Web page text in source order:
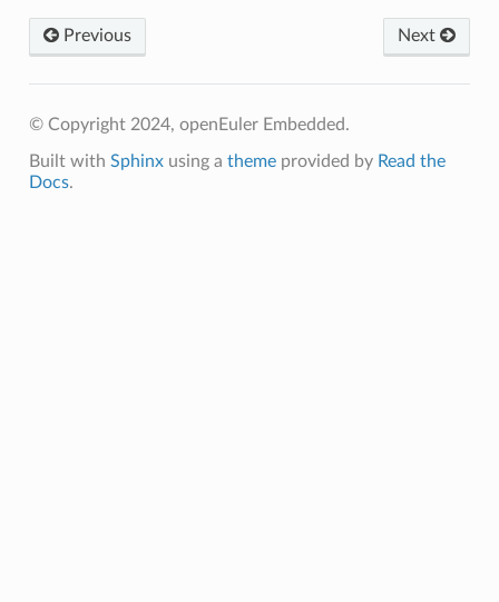
Previous Next
© Copyright 2024, openEuler Embedded.
Built with Sphinxusing a themeprovided by Read the
Docs.